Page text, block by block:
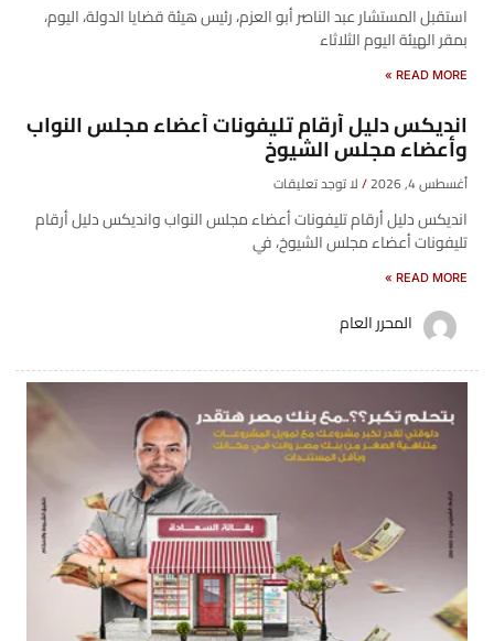
​استقبل المستشار عبد الناصر أبو العزم، رئيس هيئة قضايا الدولة، اليوم،
بمقر الهيئة اليوم الثلاثاء
READ MORE »
انديكس دليل أرقام تليفونات أعضاء مجلس النواب
وأعضاء مجلس الشيوخ
أغسطس 4, 2026 لا توجد تعليقات
انديكس دليل أرقام تليفونات أعضاء مجلس النواب وانديكس دليل أرقام
تليفونات أعضاء مجلس الشيوخ، في
READ MORE »
المحرر العام